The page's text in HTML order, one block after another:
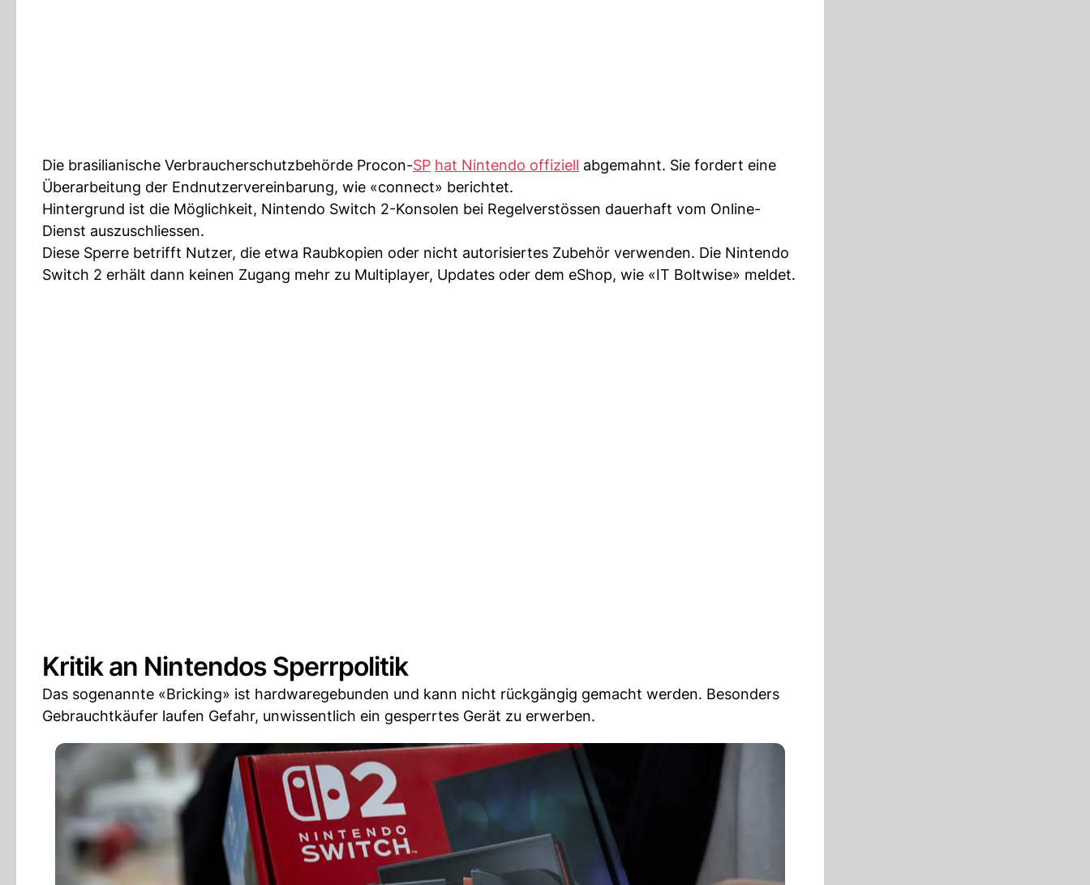
Die brasilianische Verbraucherschutzbehörde Procon-SP hat Nintendo offiziell abgemahnt. Sie fordert eine
Überarbeitung der Endnutzervereinbarung, wie «connect» berichtet.
Hintergrund ist die Möglichkeit, Nintendo Switch 2-Konsolen bei Regelverstössen dauerhaft vom Online-
Dienst auszuschliessen.
Diese Sperre betrifft Nutzer, die etwa Raubkopien oder nicht autorisiertes Zubehör verwenden. Die Nintendo
Switch 2 erhält dann keinen Zugang mehr zu Multiplayer, Updates oder dem eShop, wie «IT Boltwise» meldet.
Kritik an Nintendos Sperrpolitik
Das sogenannte «Bricking» ist hardwaregebunden und kann nicht rückgängig gemacht werden. Besonders
Gebrauchtkäufer laufen Gefahr, unwissentlich ein gesperrtes Gerät zu erwerben.